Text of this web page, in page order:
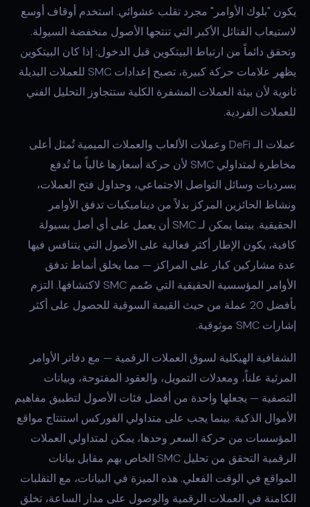
يكون "بلوك الأوامر" مجرد تقلب عشوائي. استخدم أوقاف أوسع
لاستيعاب الفتائل الأكبر التي تنتجها الأصول منخفضة السيولة.
وتحقق دائماً من ارتباط البيتكوين قبل الدخول: إذا كان البيتكوين
يظهر علامات حركة كبيرة، تصبح إعدادات SMC للعملات البديلة
ثانوية لأن بيئة العملات المشفرة الكلية ستتجاوز التحليل الفني
للعملات الفردية.
عملات الـ DeFi وعملات الألعاب والعملات الميمية تُمثل أعلى
مخاطرة لمتداولي SMC لأن حركة أسعارها غالباً ما تُدفع
بسرديات وسائل التواصل الاجتماعي، وجداول فتح العملات،
ونشاط الحائزين المركز بدلاً من ديناميكيات تدفق الأوامر
الحقيقية. بينما يمكن لـ SMC أن يعمل على أي أصل بسيولة
كافية، يكون الإطار أكثر فعالية على الأصول التي يتنافس فيها
عدة مشاركين كبار على المراكز — مما يخلق أنماط تدفق
الأوامر المؤسسية الحقيقية التي صُمم SMC لاكتشافها. التزم
بأفضل 20 عملة من حيث القيمة السوقية للحصول على أكثر
إشارات SMC موثوقية.
الشفافية الهيكلية لسوق العملات الرقمية — مع دفاتر الأوامر
المرئية علناً، ومعدلات التمويل، والعقود المفتوحة، وبيانات
التصفية — يجعلها واحدة من أفضل فئات الأصول لتطبيق مفاهيم
الأموال الذكية. بينما يجب على متداولي الفوركس استنتاج مواقع
المؤسسات من حركة السعر وحدها، يمكن لمتداولي العملات
الرقمية التحقق من تحليل SMC الخاص بهم مقابل بيانات
المواقع في الوقت الفعلي. هذه الميزة في البيانات، مع التقلبات
الكامنة في العملات الرقمية والوصول على مدار الساعة، تخلق